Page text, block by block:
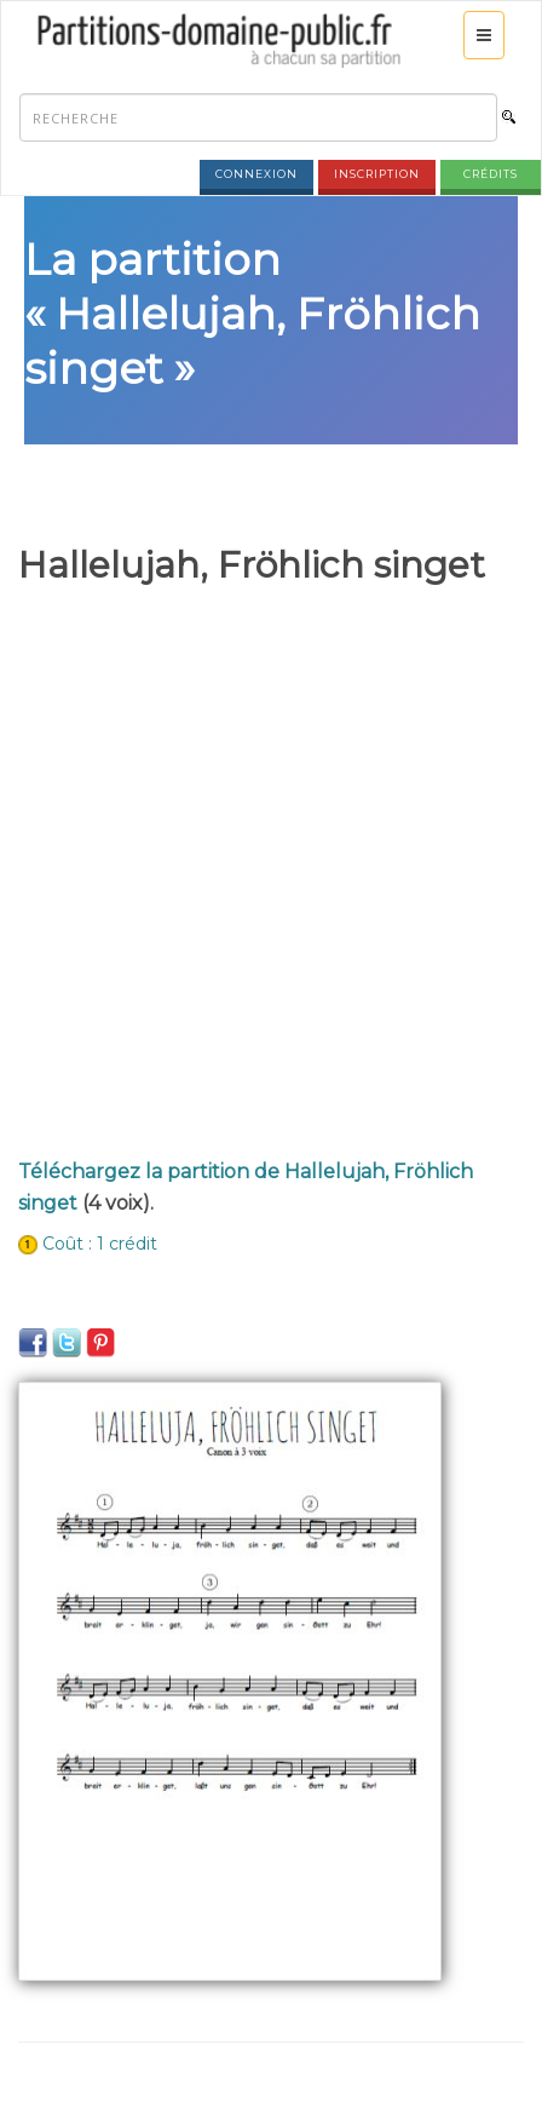
CONNEXION INSCRIPTION CRÉDITS
La partition
« Hallelujah, Fröhlich
singet »
Hallelujah, Fröhlich singet
Téléchargez la partition de Hallelujah, Fröhlich
singet (4 voix).
Coût : 1 crédit